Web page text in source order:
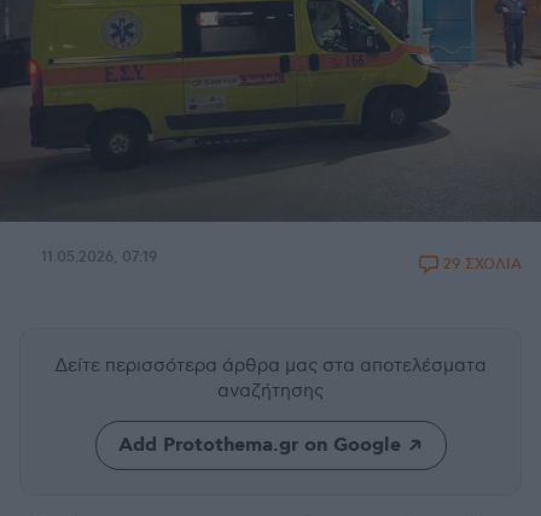
11.05.2026, 07:19 29 ΣΧΟΛΙΑ
Δείτε περισσότερα άρθρα μας στα αποτελέσματα
αναζήτησης
Add Protothema.gr on Google